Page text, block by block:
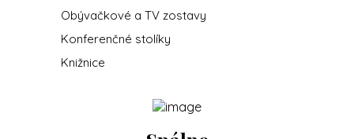
Obývačkové a TV zostavy
Konferenčné stolíky
Knižnice